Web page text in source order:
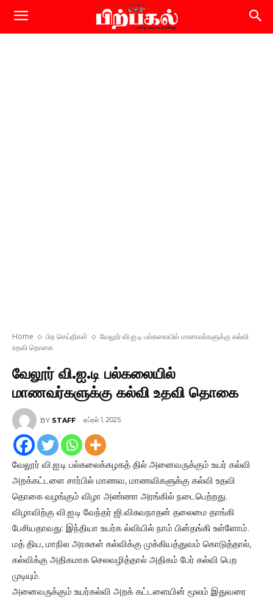
Home பிற செய்திகள்
வேலூர் வி.ஐ.டி பல்கலையில் மாணவர்களுக்கு கல்வி
உதவி தொகை
வேலூர் வி.ஐ.டி பல்கலையில்
மாணவர்களுக்கு கல்வி உதவி தொகை
BY STAFF ஏப்ரல் 1, 2025
வேலூர் வி.ஐ.டி பல்கலைக்கழகத் தில் அனைவருக்கும் உயர் கல்வி
அறக்கட்டளை சார்பில் மாணவ, மாணவிகளுக்கு கல்வி உதவி
தொகை வழங்கும் விழா அண்ணா அரங்கில் நடைபெற்றது.
விழாவிற்கு வி.ஐ.டி வேந்தர் ஜி.விசுவநாதன் தலைமை தாங்கி
பேசியதாவது: இந்தியா உயர்க ல்வியில் நாம் பின்தங்கி உள்ளோம்.
மத் திய, மாநில அரசுகள் கல்விக்கு முக்கியத்துவம் கொடுத்தால்,
கல்விக்கு அதிகமாக செலவழித்தால் அதிகம் பேர் கல்வி பெற
முடியும்.
அனைவருக்கும் உயர்கல்வி அறக் கட்டளையின் மூலம் இதுவரை